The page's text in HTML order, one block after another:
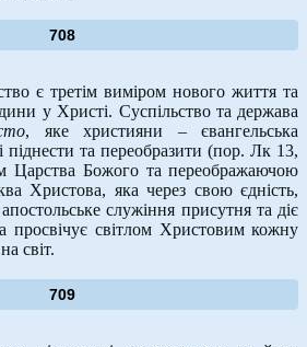
708
є третім виміром нового життя та
у Христі. Суспільство та держава
, яке християни – євангельська
піднести та переобразити (пор. Лк 13,
Царства Божого та переображаючою
Христова, яка через свою єдність,
апостольське служіння присутня та діє
просвічує світлом Христовим кожну
світ.
709